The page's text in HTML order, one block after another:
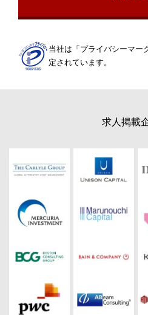
求人掲載
当社は「プライバシーマー
定されています。